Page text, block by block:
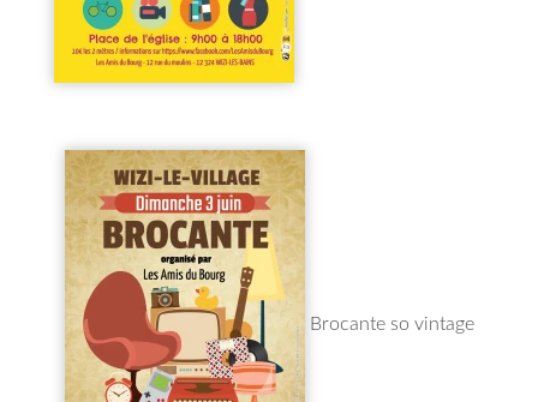
Brocante so vintage